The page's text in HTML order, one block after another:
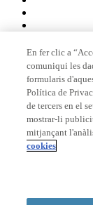
Membre de
Acreditacions
© 2026 La Salle
En fer clic a
comuniqui les
formularis
Política de
de tercers en el
mostrar-li
mitjançant
cookies